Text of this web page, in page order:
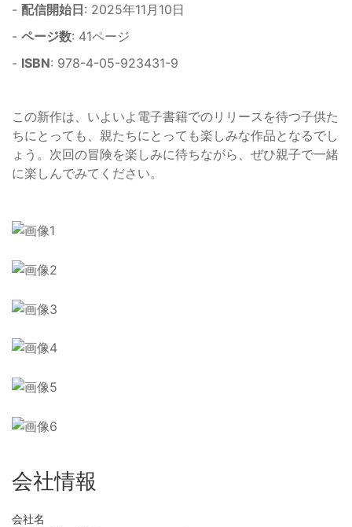
- 配信開始日: 2025年11月10日
- ページ数: 41ページ
- ISBN: 978-4-05-923431-9
この新作は、いよいよ電子書籍でのリリースを待つ子供た
ちにとっても、親たちにとっても楽しみな作品となるでし
ょう。次回の冒険を楽しみに待ちながら、ぜひ親子で一緒
に楽しんでみてください。
会社情報
会社名